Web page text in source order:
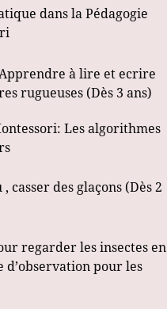
dans la Pédagogie
à lire et ecrire
rugueuses (Dès 3 ans)
Les algorithmes
, casser des glaçons (Dès 2
regarder les insectes en
d’observation pour les